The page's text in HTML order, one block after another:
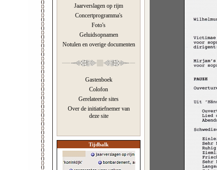
Jaarverslagen op rijm
Concertprogramma's
Foto's
Geluidsopnamen
Notulen en overige documenten
Gastenboek
Colofon
Gerelateerde sites
Over de initiatiefnemer van
deze site
Tijdbalk